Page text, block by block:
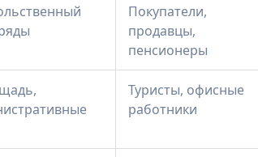
Покупатели,
продавцы,
пенсионеры
Туристы, офисные
работники